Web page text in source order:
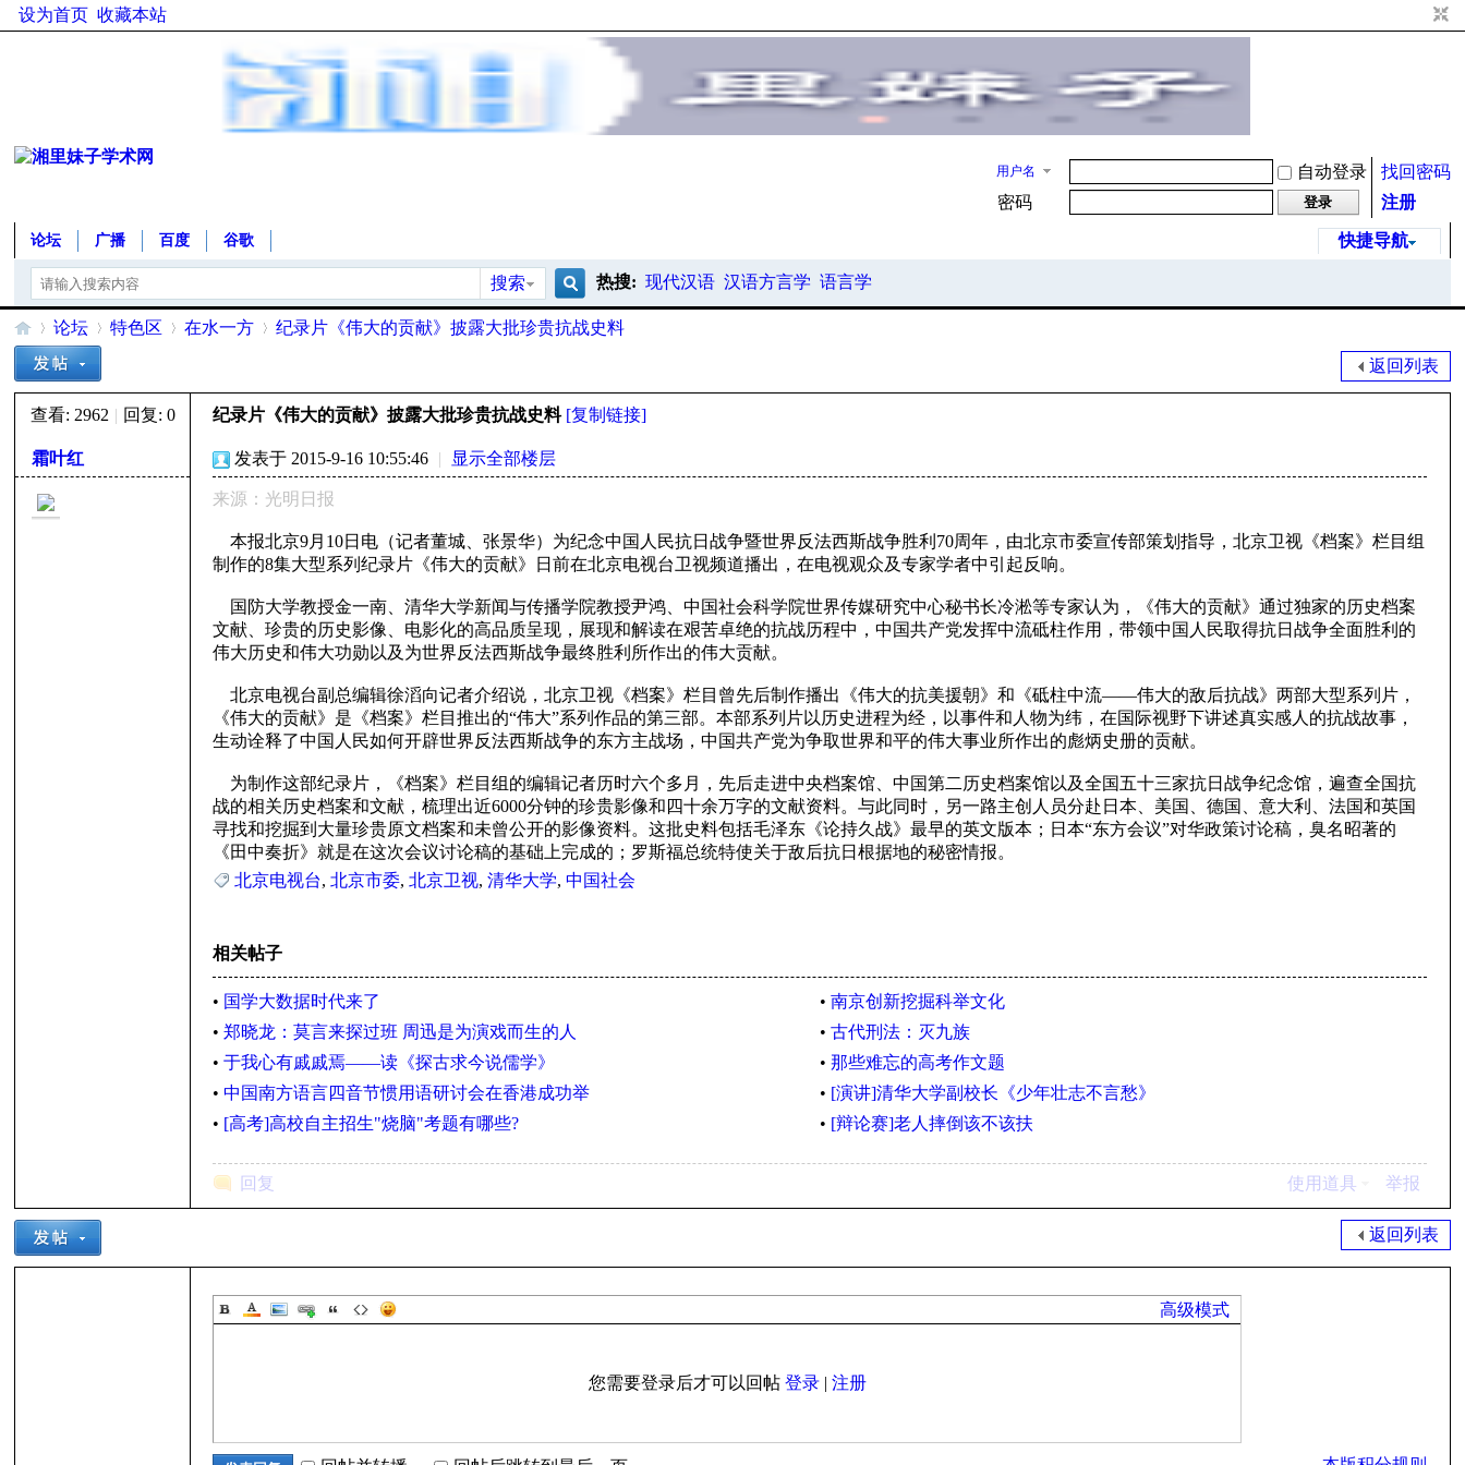
设为首页 收藏本站
用户名 自动登录
找回密码
密码
登录 注册
快捷导航
论坛 广播 百度 谷歌
搜索
搜
索
热搜: 现代汉语 汉语方言学 语言学
湘»
论坛
›
特色区
›
在水一方
›
纪录片《伟大的贡献》披露大批珍贵抗战史料
返回列表
查看: 2962 | 回复: 0 纪录片《伟大的贡献》披露大批珍贵抗战史料 [复制链接]
霜叶红 发表于 2015-9-16 10:55:46 | 显示全部楼层
来源：光明日报
本报北京9月10日电（记者董城、张景华）为纪念中国人民抗日战争暨世界反法西斯战争胜利70周年，由北京市委宣传部策划指导，北京卫视《档案》栏目组
制作的8集大型系列纪录片《伟大的贡献》日前在北京电视台卫视频道播出，在电视观众及专家学者中引起反响。
国防大学教授金一南、清华大学新闻与传播学院教授尹鸿、中国社会科学院世界传媒研究中心秘书长冷淞等专家认为，《伟大的贡献》通过独家的历史档案
文献、珍贵的历史影像、电影化的高品质呈现，展现和解读在艰苦卓绝的抗战历程中，中国共产党发挥中流砥柱作用，带领中国人民取得抗日战争全面胜利的
伟大历史和伟大功勋以及为世界反法西斯战争最终胜利所作出的伟大贡献。
北京电视台副总编辑徐滔向记者介绍说，北京卫视《档案》栏目曾先后制作播出《伟大的抗美援朝》和《砥柱中流——伟大的敌后抗战》两部大型系列片，
《伟大的贡献》是《档案》栏目推出的“伟大”系列作品的第三部。本部系列片以历史进程为经，以事件和人物为纬，在国际视野下讲述真实感人的抗战故事，
生动诠释了中国人民如何开辟世界反法西斯战争的东方主战场，中国共产党为争取世界和平的伟大事业所作出的彪炳史册的贡献。
为制作这部纪录片，《档案》栏目组的编辑记者历时六个多月，先后走进中央档案馆、中国第二历史档案馆以及全国五十三家抗日战争纪念馆，遍查全国抗
战的相关历史档案和文献，梳理出近6000分钟的珍贵影像和四十余万字的文献资料。与此同时，另一路主创人员分赴日本、美国、德国、意大利、法国和英国
寻找和挖掘到大量珍贵原文档案和未曾公开的影像资料。这批史料包括毛泽东《论持久战》最早的英文版本；日本“东方会议”对华政策讨论稿，臭名昭著的
《田中奏折》就是在这次会议讨论稿的基础上完成的；罗斯福总统特使关于敌后抗日根据地的秘密情报。
北京电视台,北京市委,北京卫视,清华大学,中国社会
相关帖子
• 国学大数据时代来了 •南京创新挖掘科举文化
•郑晓龙：莫言来探过班 周迅是为演戏而生的人 •古代刑法：灭九族
•于我心有戚戚焉——读《探古求今说儒学》 •那些难忘的高考作文题
•中国南方语言四音节惯用语研讨会在香港成功举 • [演讲]清华大学副校长《少年壮志不言愁》
• [高考]高校自主招生"烧脑"考题有哪些? • [辩论赛]老人摔倒该不该扶
回复 使用道具 举报
返回列表
高级模式
您需要登录后才可以回帖 登录| 注册